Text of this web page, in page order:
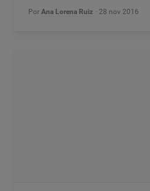
Por Ana Lorena Ruiz 28 nov 2016